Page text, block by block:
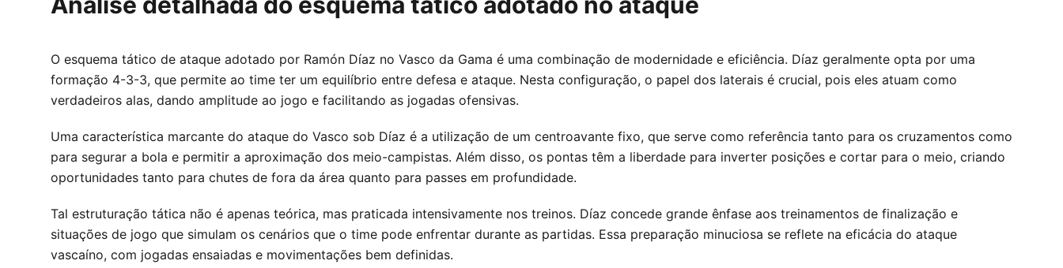
O esquema tático de ataque adotado por Ramón Díaz no Vasco da Gama é uma combinação de modernidade e eficiência. Díaz geralmente opta por uma
formação 4-3-3, que permite ao time ter um equilíbrio entre defesa e ataque. Nesta configuração, o papel dos laterais é crucial, pois eles atuam como
verdadeiros alas, dando amplitude ao jogo e facilitando as jogadas ofensivas.
Uma característica marcante do ataque do Vasco sob Díaz é a utilização de um centroavante fixo, que serve como referência tanto para os cruzamentos como
para segurar a bola e permitir a aproximação dos meio-campistas. Além disso, os pontas têm a liberdade para inverter posições e cortar para o meio, criando
oportunidades tanto para chutes de fora da área quanto para passes em profundidade.
Tal estruturação tática não é apenas teórica, mas praticada intensivamente nos treinos. Díaz concede grande ênfase aos treinamentos de finalização e
situações de jogo que simulam os cenários que o time pode enfrentar durante as partidas. Essa preparação minuciosa se reflete na eficácia do ataque
vascaíno, com jogadas ensaiadas e movimentações bem definidas.